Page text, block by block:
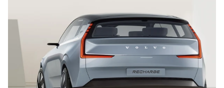
Privatleasing
STARIA
BAYON
Modeller
Anmeldelser
Galaxy
Ka
Kuga
Mondeo
Mustang
Mustang
Mach-E